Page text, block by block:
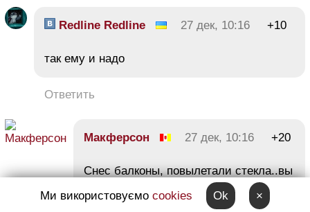
Redline Redline 27 дек, 10:16 +10
так ему и надо
Ответить
Макферсон 27 дек, 10:16 +20
Снес балконы, повылетали стекла..вы
представляете если бы этот урод
донес эту бомбу куда собирался?!
Ми використовуємо cookies Ok ×